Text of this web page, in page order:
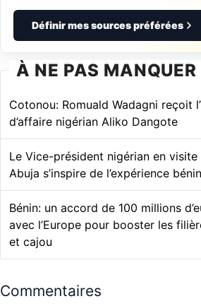
Définir mes sources préférées
À NE PAS MANQUER
Cotonou: Romuald Wadagni reçoit
d’affaire nigérian Aliko Dangote
Le Vice-président nigérian en visite
Abuja s’inspire de l’expérience
Bénin: un accord de 100 millions
avec l’Europe pour booster les
et cajou
Commentaires